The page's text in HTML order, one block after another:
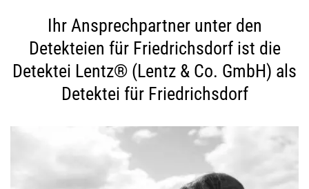
Ihr Ansprechpartner unter den
Detekteien für Friedrichsdorf ist die
Detektei Lentz® (Lentz & Co. GmbH) als
Detektei für Friedrichsdorf